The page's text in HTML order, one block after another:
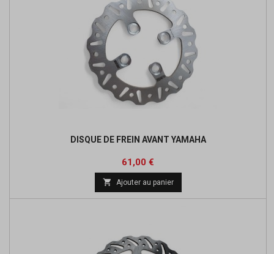
DISQUE DE FREIN AVANT YAMAHA
Prix
61,00 €
 Ajouter au panier